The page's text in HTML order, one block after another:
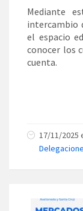
Mediante
intercambio
el espacio
conocer los
cuenta.
17/11/2025